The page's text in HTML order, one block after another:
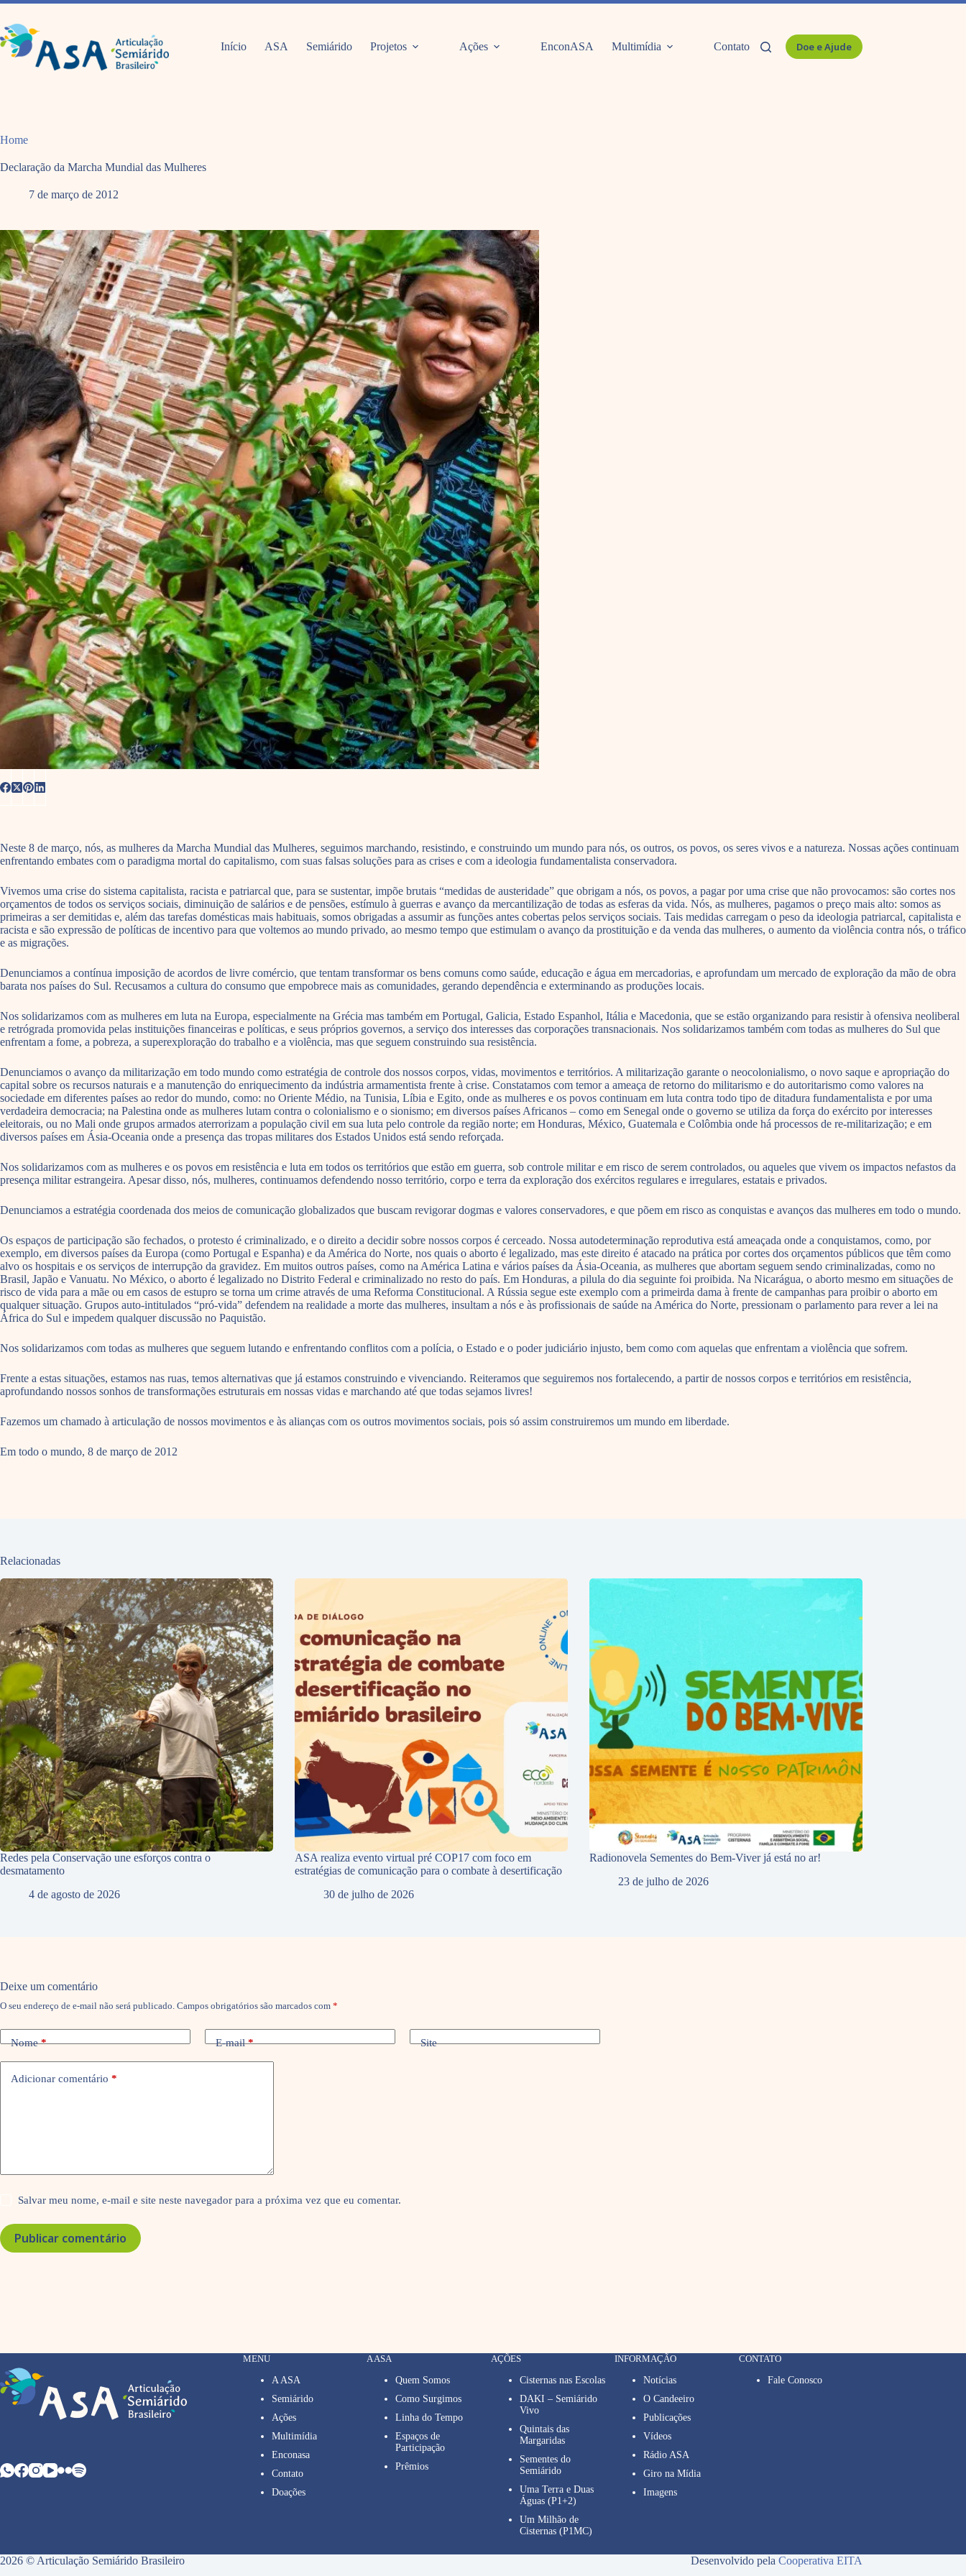
Pular
o
conteúdo
Início ASA Semiárido Projetos Ações EnconASA Multimídia Contato Doe e Ajude
Home
Declaração da Marcha Mundial das Mulheres
7 de março de 2012
Neste 8 de março, nós, as mulheres da Marcha Mundial das Mulheres, seguimos marchando, resistindo, e construindo um mundo para nós, os outros, os povos, os seres vivos e a natureza. Nossas ações continuam
enfrentando embates com o paradigma mortal do capitalismo, com suas falsas soluções para as crises e com a ideologia fundamentalista conservadora.
Vivemos uma crise do sistema capitalista, racista e patriarcal que, para se sustentar, impõe brutais “medidas de austeridade” que obrigam a nós, os povos, a pagar por uma crise que não provocamos: são cortes nos
orçamentos de todos os serviços sociais, diminuição de salários e de pensões, estímulo à guerras e avanço da mercantilização de todas as esferas da vida. Nós, as mulheres, pagamos o preço mais alto: somos as
primeiras a ser demitidas e, além das tarefas domésticas mais habituais, somos obrigadas a assumir as funções antes cobertas pelos serviços sociais. Tais medidas carregam o peso da ideologia patriarcal, capitalista e
racista e são expressão de políticas de incentivo para que voltemos ao mundo privado, ao mesmo tempo que estimulam o avanço da prostituição e da venda das mulheres, o aumento da violência contra nós, o tráfico
e as migrações.
Denunciamos a contínua imposição de acordos de livre comércio, que tentam transformar os bens comuns como saúde, educação e água em mercadorias, e aprofundam um mercado de exploração da mão de obra
barata nos países do Sul. Recusamos a cultura do consumo que empobrece mais as comunidades, gerando dependência e exterminando as produções locais.
Nos solidarizamos com as mulheres em luta na Europa, especialmente na Grécia mas também em Portugal, Galicia, Estado Espanhol, Itália e Macedonia, que se estão organizando para resistir à ofensiva neoliberal
e retrógrada promovida pelas instituições financeiras e políticas, e seus próprios governos, a serviço dos interesses das corporações transnacionais. Nos solidarizamos também com todas as mulheres do Sul que
enfrentam a fome, a pobreza, a superexploração do trabalho e a violência, mas que seguem construindo sua resistência.
Denunciamos o avanço da militarização em todo mundo como estratégia de controle dos nossos corpos, vidas, movimentos e territórios. A militarização garante o neocolonialismo, o novo saque e apropriação do
capital sobre os recursos naturais e a manutenção do enriquecimento da indústria armamentista frente à crise. Constatamos com temor a ameaça de retorno do militarismo e do autoritarismo como valores na
sociedade em diferentes países ao redor do mundo, como: no Oriente Médio, na Tunisia, Líbia e Egito, onde as mulheres e os povos continuam em luta contra todo tipo de ditadura fundamentalista e por uma
verdadeira democracia; na Palestina onde as mulheres lutam contra o colonialismo e o sionismo; em diversos países Africanos – como em Senegal onde o governo se utiliza da força do exército por interesses
eleitorais, ou no Mali onde grupos armados aterrorizam a população civil em sua luta pelo controle da região norte; em Honduras, México, Guatemala e Colômbia onde há processos de re-militarização; e em
diversos países em Ásia-Oceania onde a presença das tropas militares dos Estados Unidos está sendo reforçada.
Nos solidarizamos com as mulheres e os povos em resistência e luta em todos os territórios que estão em guerra, sob controle militar e em risco de serem controlados, ou aqueles que vivem os impactos nefastos da
presença militar estrangeira. Apesar disso, nós, mulheres, continuamos defendendo nosso território, corpo e terra da exploração dos exércitos regulares e irregulares, estatais e privados.
Denunciamos a estratégia coordenada dos meios de comunicação globalizados que buscam revigorar dogmas e valores conservadores, e que põem em risco as conquistas e avanços das mulheres em todo o mundo.
Os espaços de participação são fechados, o protesto é criminalizado, e o direito a decidir sobre nossos corpos é cerceado. Nossa autodeterminação reprodutiva está ameaçada onde a conquistamos, como, por
exemplo, em diversos países da Europa (como Portugal e Espanha) e da América do Norte, nos quais o aborto é legalizado, mas este direito é atacado na prática por cortes dos orçamentos públicos que têm como
alvo os hospitais e os serviços de interrupção da gravidez. Em muitos outros países, como na América Latina e vários países da Ásia-Oceania, as mulheres que abortam seguem sendo criminalizadas, como no
Brasil, Japão e Vanuatu. No México, o aborto é legalizado no Distrito Federal e criminalizado no resto do país. Em Honduras, a pilula do dia seguinte foi proibida. Na Nicarágua, o aborto mesmo em situações de
risco de vida para a mãe ou em casos de estupro se torna um crime através de uma Reforma Constitucional. A Rússia segue este exemplo com a primeirda dama à frente de campanhas para proibir o aborto em
qualquer situação. Grupos auto-intitulados “pró-vida” defendem na realidade a morte das mulheres, insultam a nós e às profissionais de saúde na América do Norte, pressionam o parlamento para rever a lei na
África do Sul e impedem qualquer discussão no Paquistão.
Nos solidarizamos com todas as mulheres que seguem lutando e enfrentando conflitos com a polícia, o Estado e o poder judiciário injusto, bem como com aquelas que enfrentam a violência que sofrem.
Frente a estas situações, estamos nas ruas, temos alternativas que já estamos construindo e vivenciando. Reiteramos que seguiremos nos fortalecendo, a partir de nossos corpos e territórios em resistência,
aprofundando nossos sonhos de transformações estruturais em nossas vidas e marchando até que todas sejamos livres!
Fazemos um chamado à articulação de nossos movimentos e às alianças com os outros movimentos sociais, pois só assim construiremos um mundo em liberdade.
Em todo o mundo, 8 de março de 2012
Relacionadas
Redes pela Conservação une esforços contra o
desmatamento
4 de agosto de 2026
ASA realiza evento virtual pré COP17 com foco em
estratégias de comunicação para o combate à desertificação
30 de julho de 2026
Radionovela Sementes do Bem-Viver já está no ar!
23 de julho de 2026
Deixe um comentário
O seu endereço de e-mail não será publicado. Campos obrigatórios são marcados com *
Nome* E-mail* Site
Adicionar comentário *
Salvar meu nome, e-mail e site neste navegador para a próxima vez que eu comentar.
Publicar comentário
MENU
A ASA
Semiárido
Ações
Multimídia
Enconasa
Contato
Doações
A ASA
Quem Somos
Como Surgimos
Linha do Tempo
Espaços de
Participação
Prêmios
AÇÕES
Cisternas nas Escolas
DAKI – Semiárido
Vivo
Quintais das
Margaridas
Sementes do
Semiárido
Uma Terra e Duas
Águas (P1+2)
Um Milhão de
Cisternas (P1MC)
INFORMAÇÃO
Notícias
O Candeeiro
Publicações
Vídeos
Rádio ASA
Giro na Mídia
Imagens
CONTATO
Fale Conosco
2026 © Articulação Semiárido Brasileiro Desenvolvido pela Cooperativa EITA